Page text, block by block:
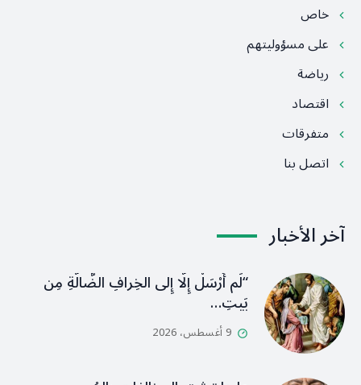
خاص
على مسؤوليتهم
رياضة
اقتصاد
متفرقات
اتصل بنا
آخر الأخبار
“لَم أُرْسَلْ إِلَّا إِلى الخِرافِ الضَّالَّةِ مِن
بَيتِ…
9 أغسطس، 2026